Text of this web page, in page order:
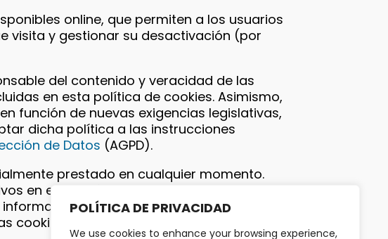
POLÍTICA DE PRIVACIDAD
We use cookies to enhance your browsing experience,
online, que permiten a los usuarios
visita y gestionar su desactivación (por
del contenido y veracidad de las
en esta política de cookies. Asimismo,
función de nuevas exigencias legislativas,
dicha política a las instrucciones
de Datos (AGPD).
prestado en cualquier momento.
en esta Política de Cookies se
en la página web. Si desea más
cookies, puede enviarnos un e-mail a